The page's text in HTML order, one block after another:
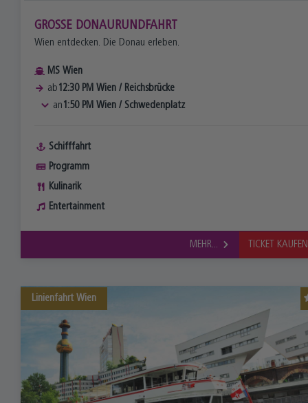
GROSSE DONAURUNDFAHRT
Wien entdecken. Die Donau erleben.
MS Wien
ab12:30 PM Wien / Reichsbrücke
an1:50 PM Wien / Schwedenplatz
Schifffahrt
Programm
Kulinarik
Entertainment
MEHR... TICKET
Linienfahrt Wien